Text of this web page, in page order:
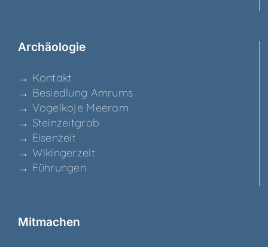
Archäo­lo­gie
→ Kon­takt
→ Besied­lung Amrums
→ Vogel­ko­je Meeram
→ Stein­zeit­grab
→ Eisen­zeit
→ Wikin­ger­zeit
→ Füh­run­gen
Mit­ma­chen